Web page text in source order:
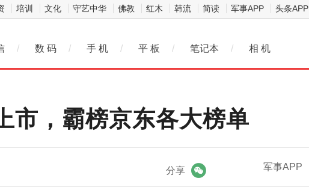
培训 文化 守艺中华 佛教 红木 韩流 简读 军事APP 头条APP
/ 数 码 / 手 机 / 平 板 / 笔记本 / 相 机
市，霸榜京东各大榜单
军事APP
分享